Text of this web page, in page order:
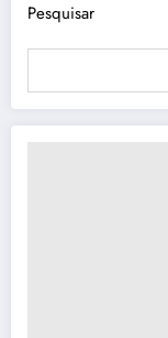
Pesquisar